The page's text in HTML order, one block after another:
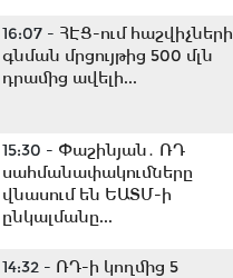
16:07 - ՀԷՑ-ում հաշվիչների
գնման մրցույթից 500 մլն
դրամից ավելի...
15:30 - Փաշինյան․ ՌԴ
սահմանափակումները
վնասում են ԵԱՏՄ-ի
ընկալմանը...
14:32 - ՌԴ-ի կողմից 5